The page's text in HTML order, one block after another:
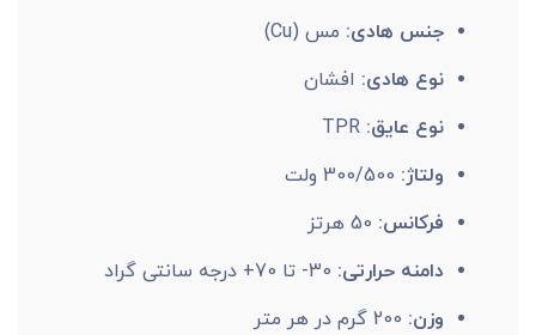
جنس هادی: مس (Cu)
نوع هادی: افشان
نوع عایق:TPR
ولتاژ:
فرکانس:
دامنه حرارتی:
وزن: